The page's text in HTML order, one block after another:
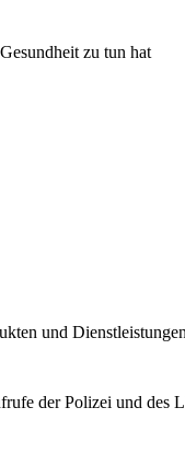
zu tun hat
und Dienstleistungen
der Polizei und